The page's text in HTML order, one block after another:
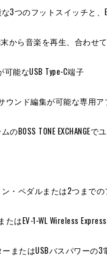
3つのフットスイッチと
から音楽を再生、合わせ
能なUSB Type-C端子
ンド編集が可能な専用アプ
のBOSS TONE
・ペダルまたは2つまで
またはEV-1-WL Wireless
またはUSBバスパワーの